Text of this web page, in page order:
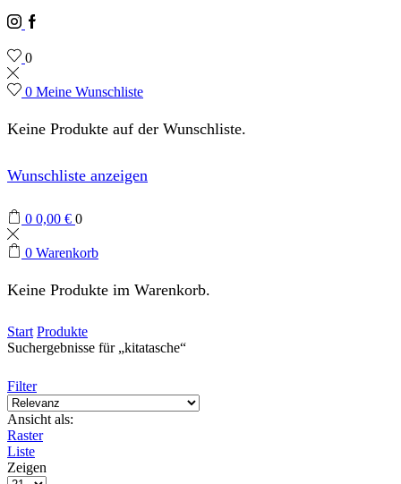
Instagram
Facebook
0
0 Meine Wunschliste
Keine Produkte auf der Wunschliste.
Wunschliste anzeigen
0 0,00 € 0
0 Warenkorb
Keine Produkte im Warenkorb.
Start Produkte
Suchergebnisse für „kitatasche“
Filter
Ansicht als:
Raster
Liste
Zeigen